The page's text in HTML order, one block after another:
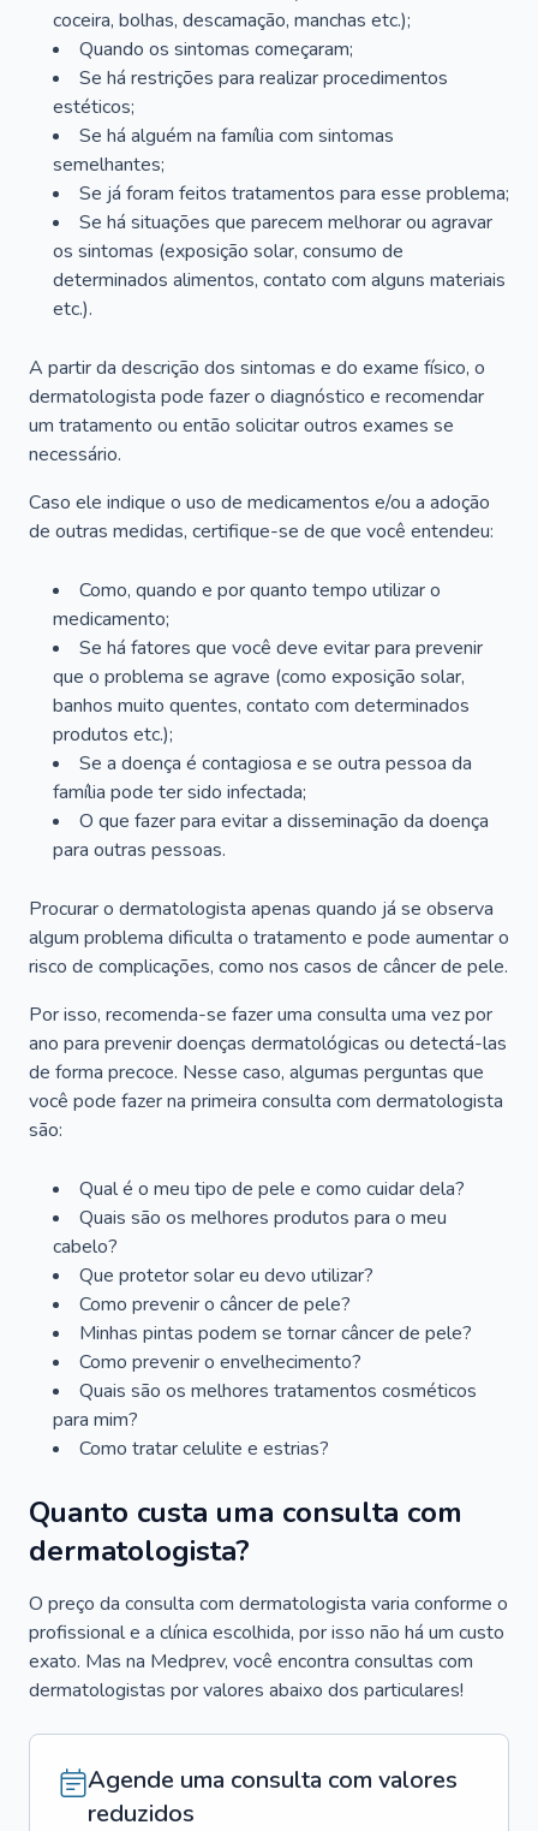
coceira, bolhas, descamação, manchas etc.);
Quando os sintomas começaram;
Se há restrições para realizar procedimentos
estéticos;
Se há alguém na família com sintomas
semelhantes;
Se já foram feitos tratamentos para esse problema;
Se há situações que parecem melhorar ou agravar
os sintomas (exposição solar, consumo de
determinados alimentos, contato com alguns materiais
etc.).
A partir da descrição dos sintomas e do exame físico, o
dermatologista pode fazer o diagnóstico e recomendar
um tratamento ou então solicitar outros exames se
necessário.
Caso ele indique o uso de medicamentos e/ou a adoção
de outras medidas, certifique-se de que você entendeu:
Como, quando e por quanto tempo utilizar o
medicamento;
Se há fatores que você deve evitar para prevenir
que o problema se agrave (como exposição solar,
banhos muito quentes, contato com determinados
produtos etc.);
Se a doença é contagiosa e se outra pessoa da
família pode ter sido infectada;
O que fazer para evitar a disseminação da doença
para outras pessoas.
Procurar o dermatologista apenas quando já se observa
algum problema dificulta o tratamento e pode aumentar o
risco de complicações, como nos casos de câncer de pele.
Por isso, recomenda-se fazer uma consulta uma vez por
ano para prevenir doenças dermatológicas ou detectá-las
de forma precoce. Nesse caso, algumas perguntas que
você pode fazer na primeira consulta com dermatologista
são:
Qual é o meu tipo de pele e como cuidar dela?
Quais são os melhores produtos para o meu
cabelo?
Que protetor solar eu devo utilizar?
Como prevenir o câncer de pele?
Minhas pintas podem se tornar câncer de pele?
Como prevenir o envelhecimento?
Quais são os melhores tratamentos cosméticos
para mim?
Como tratar celulite e estrias?
Quanto custa uma consulta com
dermatologista?
O preço da consulta com dermatologista varia conforme o
profissional e a clínica escolhida, por isso não há um custo
exato. Mas na Medprev, você encontra consultas com
dermatologistas por valores abaixo dos particulares!
Agende uma consulta com valores
reduzidos